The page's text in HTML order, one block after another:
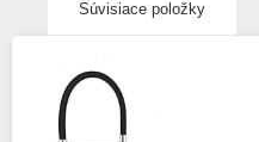
Súvisiace položky